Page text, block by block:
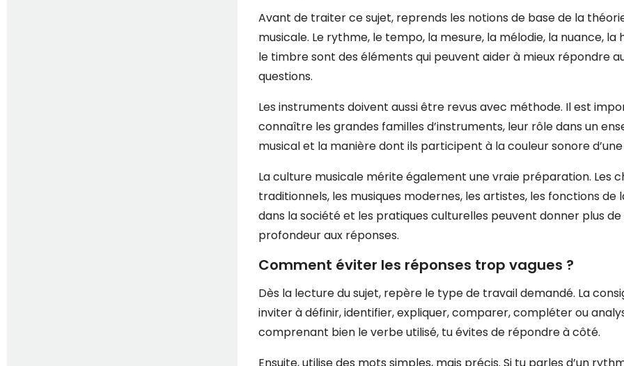
Avant de traiter ce sujet, reprends les notions de base de la
musicale. Le rythme, le tempo, la mesure, la mélodie, la nuance, la
le timbre sont des éléments qui peuvent aider à mieux répondre
questions.
Les instruments doivent aussi être revus avec méthode. Il est
connaître les grandes familles d’instruments, leur rôle dans un
musical et la manière dont ils participent à la couleur sonore
La culture musicale mérite également une vraie préparation. Les
traditionnels, les musiques modernes, les artistes, les fonctions de
dans la société et les pratiques culturelles peuvent donner plus de
profondeur aux réponses.
Comment éviter les réponses trop vagues ?
Dès la lecture du sujet, repère le type de travail demandé. La
inviter à définir, identifier, expliquer, comparer, compléter ou
comprenant bien le verbe utilisé, tu évites de répondre à côté.
Ensuite, utilise des mots simples, mais précis. Si tu parles d’un